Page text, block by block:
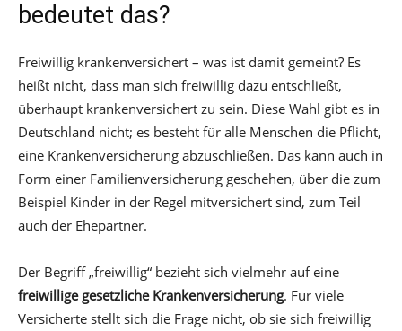
bedeutet das?
Freiwillig krankenversichert – was ist damit gemeint? Es
heißt nicht, dass man sich freiwillig dazu entschließt,
überhaupt krankenversichert zu sein. Diese Wahl gibt es in
Deutschland nicht; es besteht für alle Menschen die Pflicht,
eine Krankenversicherung abzuschließen. Das kann auch in
Form einer Familienversicherung geschehen, über die zum
Beispiel Kinder in der Regel mitversichert sind, zum Teil
auch der Ehepartner.
Der Begriff „freiwillig“ bezieht sich vielmehr auf eine
freiwillige gesetzliche Krankenversicherung. Für viele
Versicherte stellt sich die Frage nicht, ob sie sich freiwillig